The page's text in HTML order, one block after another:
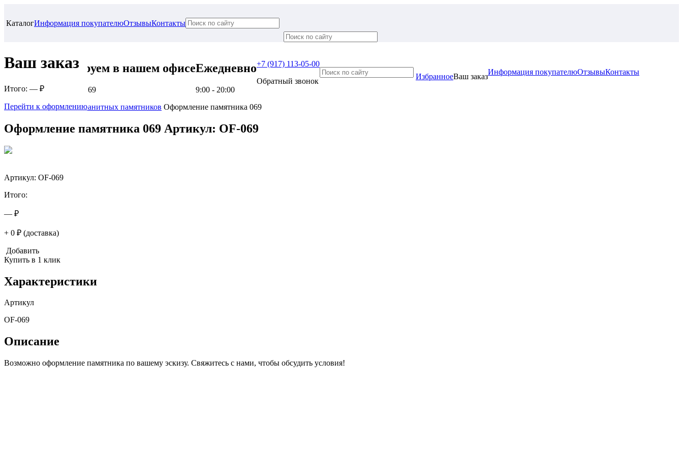
КаталогИнформация покупателюОтзывыКонтакты
Ваш заказ
Итого: — ₽
Перейти к оформлению
Проконсультируем в нашем офисе
г. Самара, ул. Гагарина, 69
Ежедневно
9:00 - 20:00
+7 (917) 113-05-00
Обратный звонок
ИзбранноеВаш заказ
Информация покупателюОтзывыКонтакты
Главная Оформление гранитных памятников Оформление памятника 069
Оформление памятника 069 Артикул: OF-069
Артикул: OF-069
Итого:
— ₽
+ 0 ₽ (доставка)
Добавить
Купить в 1 клик
Характеристики
Артикул
OF-069
Описание
Возможно оформление памятника по вашему эскизу. Свяжитесь с нами, чтобы обсудить условия!